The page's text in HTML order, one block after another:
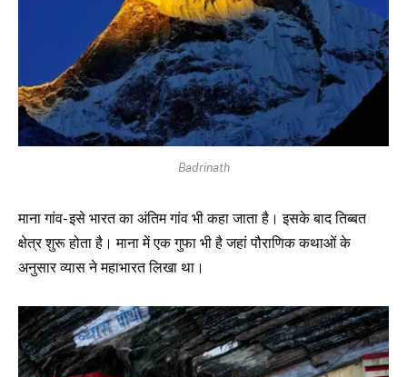
Badrinath
माना गांव- इसे भारत का अंतिम गांव भी कहा जाता है। इसके बाद तिब्बत
क्षेत्र शुरू होता है। माना में एक गुफा भी है जहां पौराणिक कथाओं के
अनुसार व्यास ने महाभारत लिखा था।